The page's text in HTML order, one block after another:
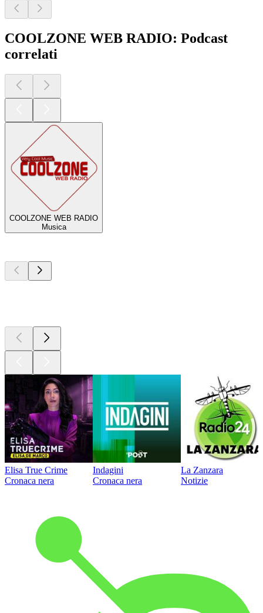
COOLZONE WEB RADIO: Podcast
correlati
COOLZONE WEB RADIO
Musica
Elisa True Crime
Cronaca nera
Indagini
Cronaca nera
La Zanzara
Notizie